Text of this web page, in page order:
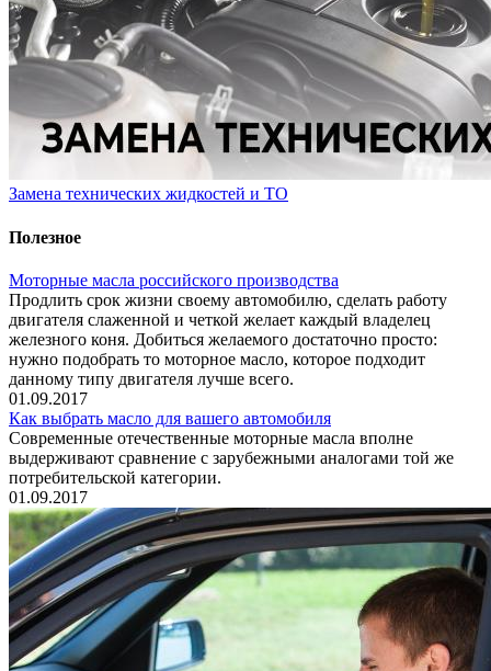
Замена технических жидкостей и ТО
Полезное
Моторные масла российского производства
Продлить срок жизни своему автомобилю, сделать работу
двигателя слаженной и четкой желает каждый владелец
железного коня. Добиться желаемого достаточно просто:
нужно подобрать то моторное масло, которое подходит
данному типу двигателя лучше всего.
01.09.2017
Как выбрать масло для вашего автомобиля
Современные отечественные моторные масла вполне
выдерживают сравнение с зарубежными аналогами той же
потребительской категории.
01.09.2017